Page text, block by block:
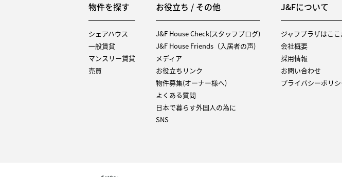
物件を探す
シェアハウス
一般賃貸
マンスリー賃貸
売買
お役立ち / その他
J&F House Check(スタッフブログ)
J&F House Friends（入居者の声)
メディア
お役立ちリンク
物件募集(オーナー様へ)
よくある質問
日本で暮らす外国人の為に
SNS
J&Fについて
ジャフプラザはここ
会社概要
採用情報
お問い合わせ
プライバシーポリ